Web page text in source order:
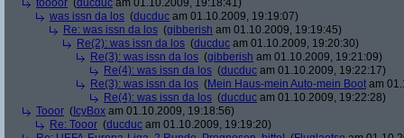
toooor (ducduc am 01.10.2009, 19:18:41)
was issn da los (ducduc am 01.10.2009, 19:19:07)
Re: was issn da los (gibberish am 01.10.2009, 19:19:45)
Re(2): was issn da los (ducduc am 01.10.2009, 19:20:30)
Re(3): was issn da los (gibberish am 01.10.2009, 19:21:09)
Re(4): was issn da los (ducduc am 01.10.2009, 19:22:17)
Re(3): was issn da los (Mein Haus-mein Auto-mein Boot am
Re(4): was issn da los (ducduc am 01.10.2009, 19:22:28)
Tooor ( IcyBox am 01.10.2009, 19:18:56)
Re: Tooor (ducduc am 01.10.2009, 19:19:20)